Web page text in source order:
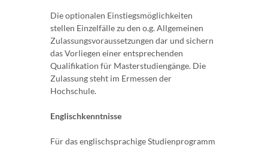
Die optionalen Einstiegsmöglichkeiten
stellen Einzelfälle zu den o.g. Allgemeinen
Zulassungsvoraussetzungen dar und sichern
das Vorliegen einer entsprechenden
Qualifikation für Masterstudiengänge. Die
Zulassung steht im Ermessen der
Hochschule.
Englischkenntnisse
Für das englischsprachige Studienprogramm